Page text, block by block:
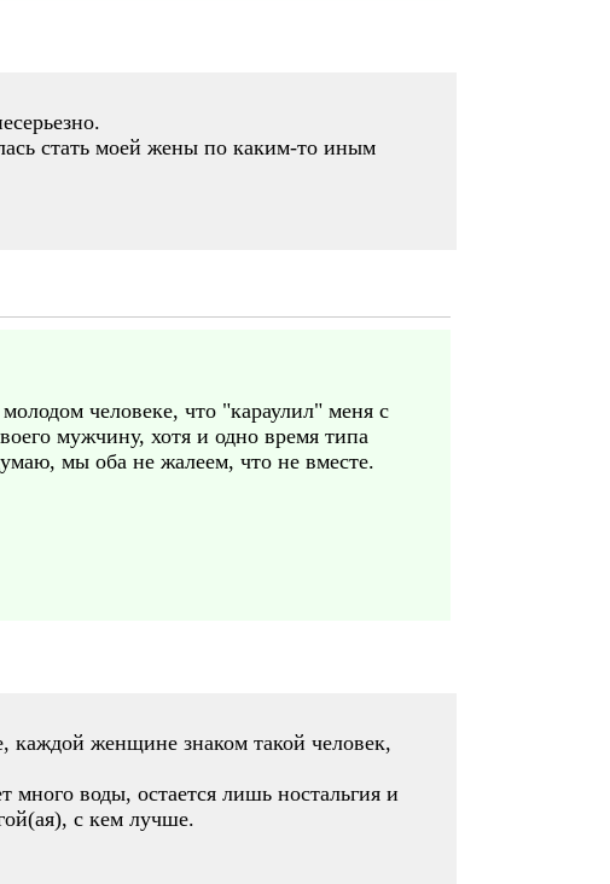
стать моей жены по каким-то иным
человеке, что "караулил" меня с
мужчину, хотя и одно время типа
мы оба не жалеем, что не вместе.
каждой женщине знаком такой человек,
воды, остается лишь ностальгия и
с кем лучше.